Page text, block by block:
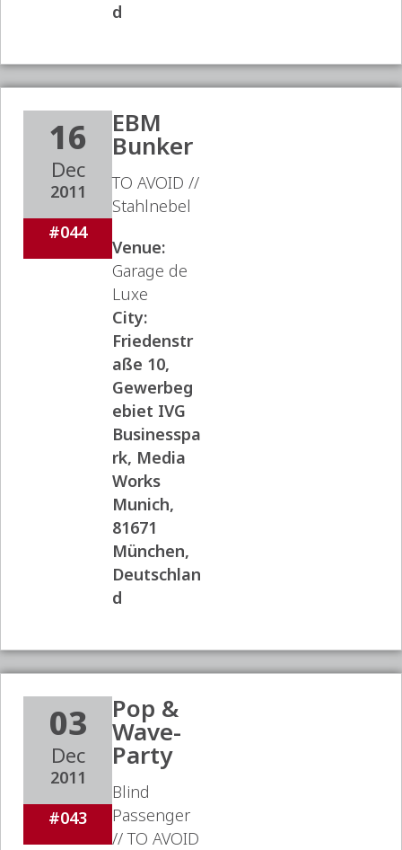
d
16
Dec
2011
#044
EBM
Bunker
TO AVOID //
Stahlnebel
Venue:
Garage de
Luxe
City:
Friedenstr
aße 10,
Gewerbeg
ebiet IVG
Businesspa
rk, Media
Works
Munich,
81671
München,
Deutschlan
d
03
Dec
2011
#043
Pop &
Wave-
Party
Blind
Passenger
// TO AVOID